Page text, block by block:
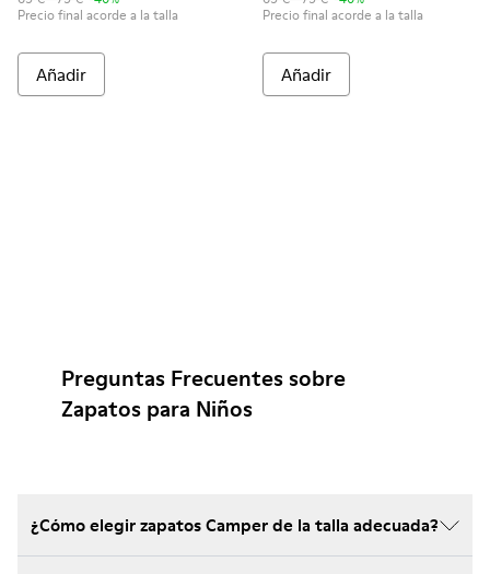
Precio final acorde a la talla
Añadir
Precio final acorde a la talla
Añadir
Preguntas Frecuentes sobre
Zapatos para Niños
¿Cómo elegir zapatos Camper de la talla adecuada?